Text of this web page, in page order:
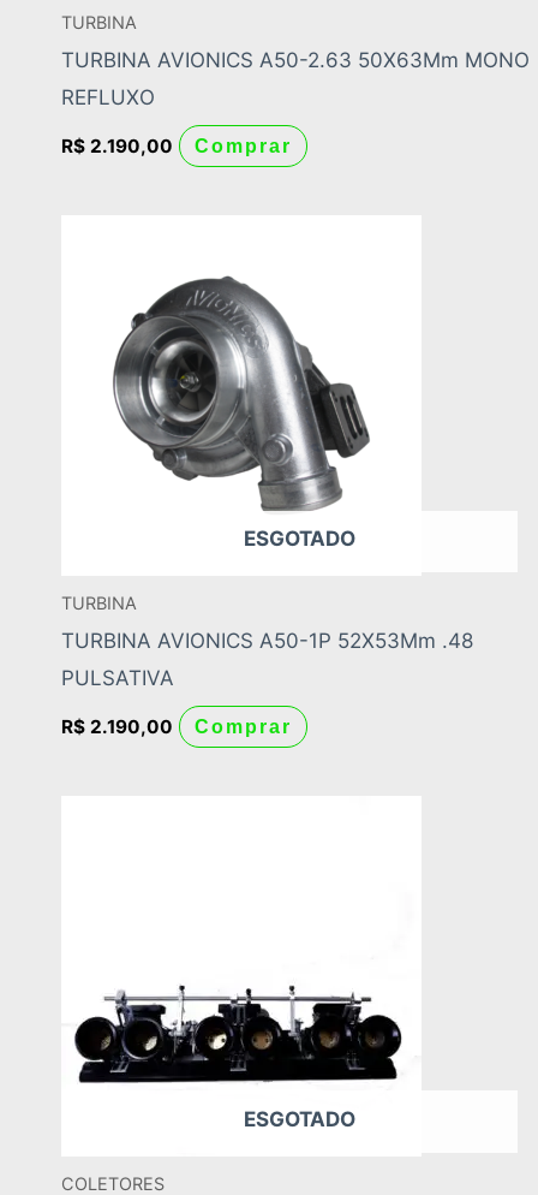
TURBINA
TURBINA AVIONICS A50-2.63 50X63Mm MONO
REFLUXO
R$ 2.190,00 Comprar
ESGOTADO
TURBINA
TURBINA AVIONICS A50-1P 52X53Mm .48
PULSATIVA
R$ 2.190,00 Comprar
ESGOTADO
COLETORES